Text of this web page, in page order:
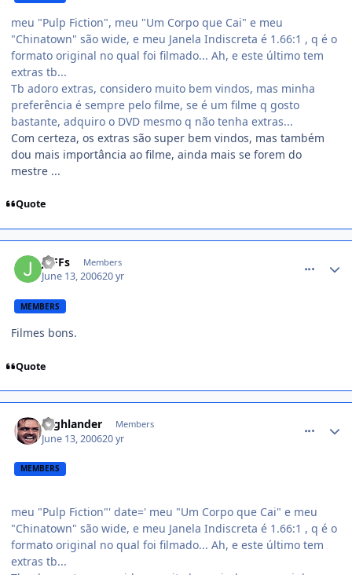
meu "Pulp Fiction", meu "Um Corpo que Cai" e meu
"Chinatown" são wide, e meu Janela Indiscreta é 1.66:1 , q é o
formato original no qual foi filmado... Ah, e este último tem
extras tb...
Tb adoro extras, considero muito bem vindos, mas minha
preferência é sempre pelo filme, se é um filme q gosto
bastante, adquiro o DVD mesmo q não tenha extras...
Com certeza, os extras são super bem vindos, mas também
dou mais importância ao filme, ainda mais se forem do
mestre ...
Quote
JeFFs Members
June 13, 200620 yr
MEMBERS
Filmes bons.
Quote
Highlander Members
June 13, 200620 yr
MEMBERS
meu "Pulp Fiction"' date=' meu "Um Corpo que Cai" e meu
"Chinatown" são wide, e meu Janela Indiscreta é 1.66:1 , q é o
formato original no qual foi filmado... Ah, e este último tem
extras tb...